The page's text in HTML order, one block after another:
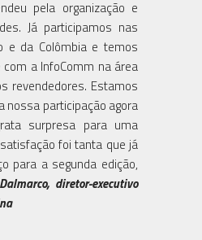
pela organização e
Já participamos nas
e da Colômbia e temos
a InfoComm na área
revendedores. Estamos
nossa participação agora
surpresa para uma
foi tanta que já
para a segunda edição,
diretor-executivo